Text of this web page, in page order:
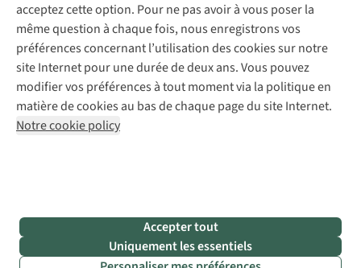
acceptez cette option. Pour ne pas avoir à vous poser la
même question à chaque fois, nous enregistrons vos
préférences concernant l’utilisation des cookies sur notre
site Internet pour une durée de deux ans. Vous pouvez
modifier vos préférences à tout moment via la politique en
matière de cookies au bas de chaque page du site Internet.
Notre cookie policy
Accepter tout
Uniquement les essentiels
Mentions légales
Politique de confidentialité
Conditions générales
Cookie Policy